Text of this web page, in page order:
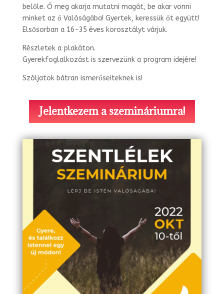
belőle. Ő meg akarja mutatni magát, be akar vonni
minket az ő Valóságába! Gyertek, keressük őt együtt!
Elsősorban a 16-35 éves korosztályt várjuk.
Részletek a plakáton.
Gyerekfoglalkozást is szervezünk a program idejére!
Szóljatok bátran ismerőseiteknek is!
Jelentkezem a szemináriumra!